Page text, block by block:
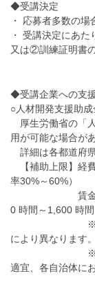
◆受講決定
・ 応募者多数の場
・ 受講決定にあ
又は②訓練証明書
◆受講企業への支
○人材開発支援助成
厚生労働省の「
用が可能な場合が
詳細は各都道府
【補助上限】経
率30%～60%）
賃金助成：訓
0 時間～1,600 時間
※上限額・助
により異なります。
※支援制度を
適宜、各自治体に